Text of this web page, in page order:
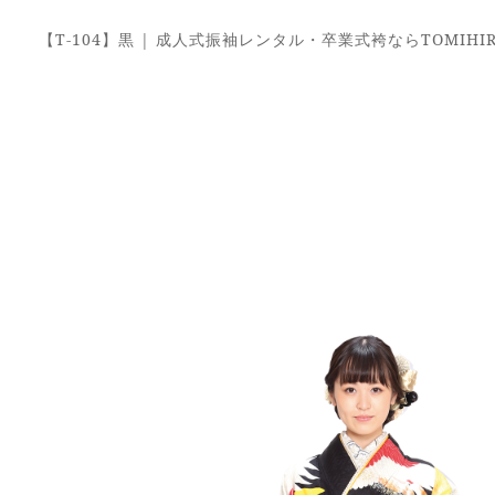
【T-104】黒 | 成人式振袖レンタル・卒業式袴なら